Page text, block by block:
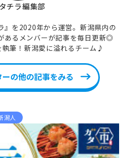
チラ編集部
』を2020年から運営。新潟県内の
あるメンバーが記事を毎日更新◎
筆！新潟愛に溢れるチーム♪
ーの他の記事をみる
潟人